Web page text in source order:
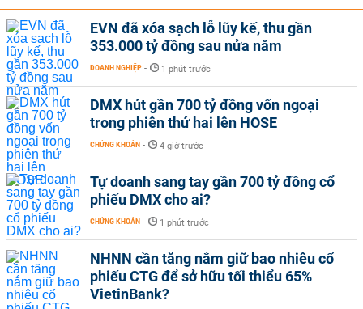
EVN đã xóa sạch lỗ lũy kế, thu gần
353.000 tỷ đồng sau nửa năm
DOANH NGHIỆP - 1 phút trước
DMX hút gần 700 tỷ đồng vốn ngoại
trong phiên thứ hai lên HOSE
CHỨNG KHOÁN - 4 giờ trước
Tự doanh sang tay gần 700 tỷ đồng cổ
phiếu DMX cho ai?
CHỨNG KHOÁN - 1 phút trước
NHNN cần tăng nắm giữ bao nhiêu cổ
phiếu CTG để sở hữu tối thiểu 65%
VietinBank?